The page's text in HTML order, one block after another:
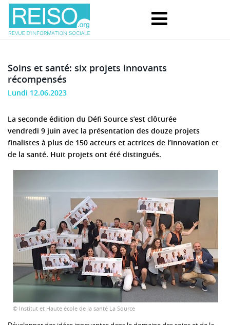
Soins et santé: six projets innovants
récompensés
Lundi 12.06.2023
La seconde édition du Défi Source s’est clôturée
vendredi 9 juin avec la présentation des douze projets
finalistes à plus de 150 acteurs et actrices de l’innovation et
de la santé. Huit projets ont été distingués.
© Institut et Haute école de la santé La Source